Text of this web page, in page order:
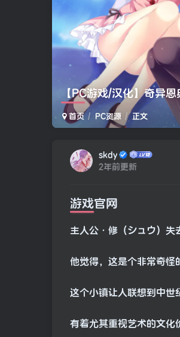
【PC游戏/汉化】奇
首页 PC资源 正文
skdy
2年前更新
游戏官网
主人公·修（シュウ）失
他觉得，这是个非常奇怪
这个小镇让人联想到中世
有着尤其重视艺术的文化